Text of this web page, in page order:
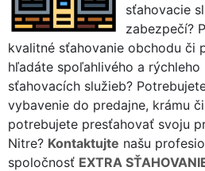
sťahovacie
zabezpečí?
kvalitné sťahovanie obchodu či
hľadáte spoľahlivého a
sťahovacích služieb?
vybavenie do predajne, krámu
potrebujete presťahovať svoju
Nitre? Kontaktujte našu
spoločnosť EXTRA